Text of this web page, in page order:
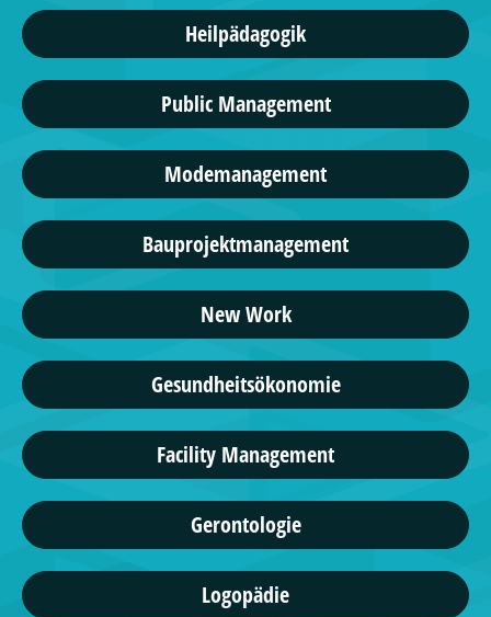
Heilpädagogik
Public Management
Modemanagement
Bauprojektmanagement
New Work
Gesundheitsökonomie
Facility Management
Gerontologie
Logopädie